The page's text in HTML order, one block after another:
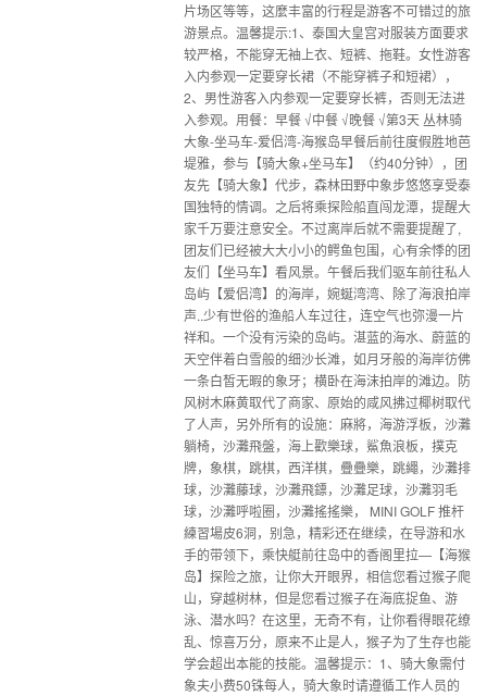
片场区等等，这麼丰富的行程是游客不可错过的旅
游景点。温馨提示:1、泰国大皇宫对服装方面要求
较严格，不能穿无袖上衣、短裤、拖鞋。女性游客
入内参观一定要穿长裙（不能穿裤子和短裙），
2、男性游客入内参观一定要穿长裤，否则无法进
入参观。用餐：早餐 √中餐 √晚餐 √第3天 丛林骑
大象-坐马车-爱侣湾-海猴岛早餐后前往度假胜地芭
堤雅，参与【骑大象+坐马车】（约40分钟），团
友先【骑大象】代步，森林田野中象步悠悠享受泰
国独特的情调。之后将乘探险船直闯龙潭，提醒大
家千万要注意安全。不过离岸后就不需要提醒了,
团友们已经被大大小小的鳄鱼包围，心有余悸的团
友们【坐马车】看风景。午餐后我们驱车前往私人
岛屿【爱侣湾】的海岸，婉蜒湾湾、除了海浪拍岸
声..少有世俗的渔船人车过往，连空气也弥漫一片
祥和。一个没有污染的岛屿。湛蓝的海水、蔚蓝的
天空伴着白雪般的细沙长滩，如月牙般的海岸彷佛
一条白皙无暇的象牙；横卧在海沫拍岸的滩边。防
风树木麻黄取代了商家、原始的咸风拂过椰树取代
了人声，另外所有的设施：麻將，海游浮板，沙灘
躺椅，沙灘飛盤，海上歡樂球，鯊魚浪板，撲克
牌，象棋，跳棋，西洋棋，疊疊樂，跳繩，沙灘排
球，沙灘藤球，沙灘飛鏢，沙灘足球，沙灘羽毛
球，沙灘呼啦圈，沙灘搖搖樂， MINI GOLF 推杆
練習場皮6洞，别急，精彩还在继续，在导游和水
手的带领下，乘快艇前往岛中的香阁里拉—【海猴
岛】探险之旅，让你大开眼界，相信您看过猴子爬
山，穿越树林，但是您看过猴子在海底捉鱼、游
泳、潜水吗？在这里，无奇不有，让你看得眼花缭
乱、惊喜万分，原来不止是人，猴子为了生存也能
学会超出本能的技能。温馨提示：1、骑大象需付
象夫小费50铢每人，骑大象时请遵循工作人员的